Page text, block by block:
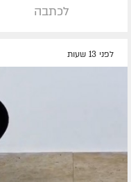
לכתבה
לפני 13 שעות